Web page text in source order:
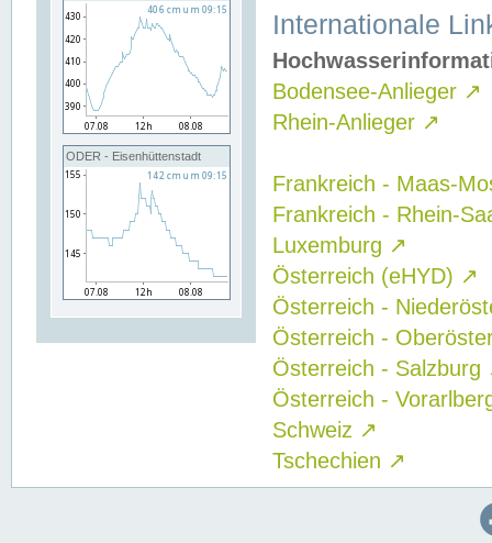
ODER - Eisenhüttenstadt
Internationale
Bodensee-Anlieger ↗
Rhein-Anlieger ↗
Frankreich - Maas-
Frankreich - Rhein-
Luxemburg ↗
Österreich (eHYD) ↗
Österreich -
Österreich -
Österreich - Salzburg
Österreich -
Schweiz ↗
Tschechien ↗